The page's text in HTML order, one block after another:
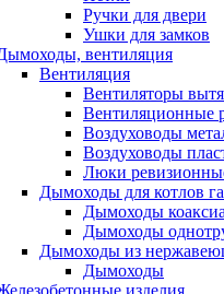
Ручки для двери
Ушки для замков
вентиляция
Вентиляция
Вентиляторы
Вентиляционные
Воздуховоды
Воздуховоды
Люки
Дымоходы для котлов
Дымоходы
Дымоходы
Дымоходы из
Дымоходы
изделия